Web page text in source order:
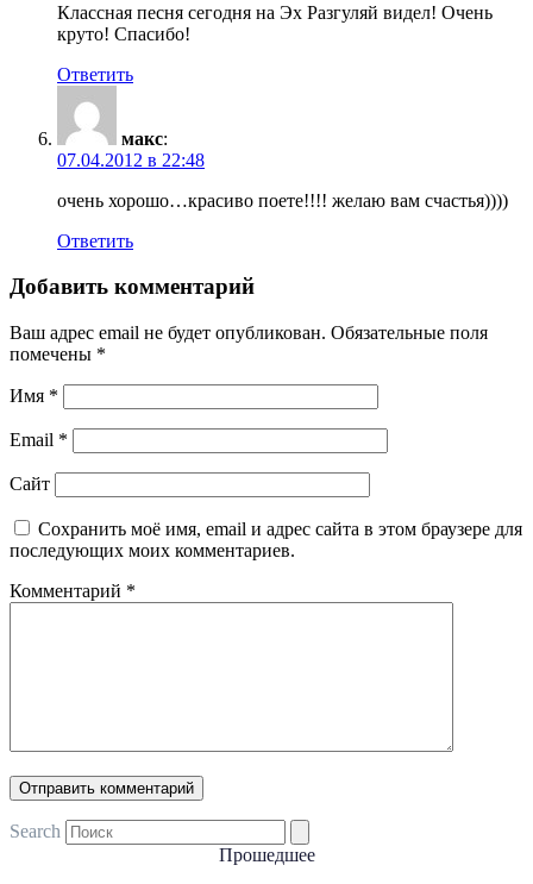
Классная песня сегодня на Эх Разгуляй видел! Очень
круто! Спасибо!
Ответить
макс:
07.04.2012 в 22:48
очень хорошо…красиво поете!!!! желаю вам счастья))))
Ответить
Добавить комментарий
Ваш адрес email не будет опубликован. Обязательные поля
помечены *
Имя *
Email *
Сайт
Сохранить моё имя, email и адрес сайта в этом браузере для
последующих моих комментариев.
Комментарий *
Search
Прошедшее